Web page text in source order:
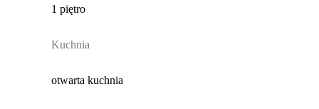
1 piętro
Kuchnia
otwarta kuchnia